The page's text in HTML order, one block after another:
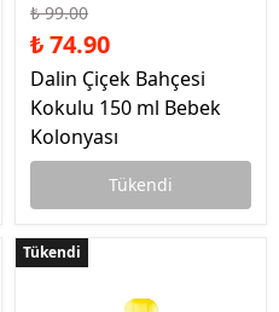
₺ 99.00
₺ 74.90
Dalin Çiçek Bahçesi
Kokulu 150 ml Bebek
Kolonyası
Tükendi
Tükendi
Tükendi